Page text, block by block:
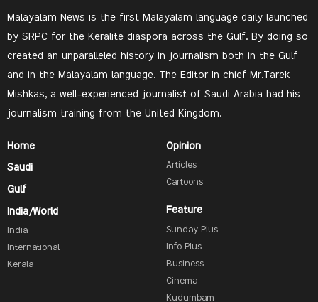
Malayalam News is the first Malayalam language daily launched
by SRPC for the Keralite diaspora across the Gulf. By doing so
created an unparalleled history in journalism both in the Gulf
and in the Malayalam language. The Editor In chief Mr.Tarek
Mishkas, a well-experienced journalist of Saudi Arabia had his
journalism training from the United Kingdom.
Home
Saudi
Gulf
India/World
India
International
Kerala
Opinion
Articles
Cartoons
Feature
Sunday Plus
Info Plus
Business
Cinema
Kudumbam